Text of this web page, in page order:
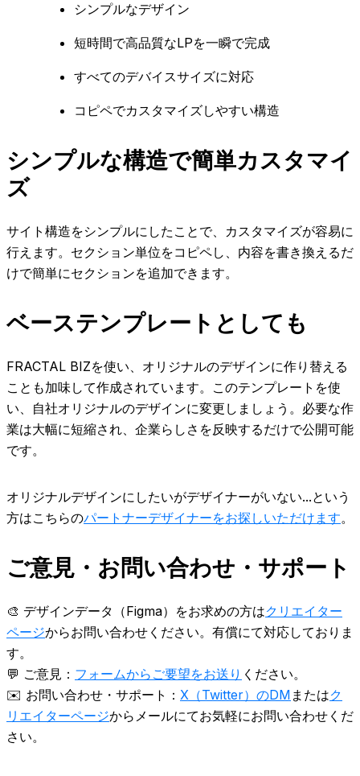
シンプルなデザイン
短時間で高品質なLPを一瞬で完成
すべてのデバイスサイズに対応
コピペでカスタマイズしやすい構造
シンプルな構造で簡単カスタマイ
ズ
サイト構造をシンプルにしたことで、カスタマイズが容易に
行えます。セクション単位をコピペし、内容を書き換えるだ
けで簡単にセクションを追加できます。
ベーステンプレートとしても
FRACTAL BIZを使い、オリジナルのデザインに作り替える
ことも加味して作成されています。このテンプレートを使
い、自社オリジナルのデザインに変更しましょう。必要な作
業は大幅に短縮され、企業らしさを反映するだけで公開可能
です。
オリジナルデザインにしたいがデザイナーがいない...という
方はこちらのパートナーデザイナーをお探しいただけます。
ご意見・お問い合わせ・サポート
🎨 デザインデータ（Figma）をお求めの方はクリエイター
ページからお問い合わせください。有償にて対応しておりま
す。
💬 ご意見： フォームからご要望をお送り ください。
✉️ お問い合わせ・サポート： X（Twitter）のDM またはク
リエイターページからメールにてお気軽にお問い合わせくだ
さい。